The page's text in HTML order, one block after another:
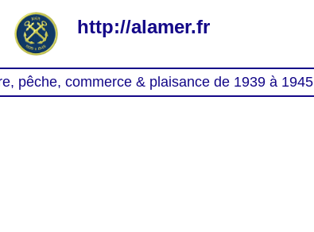
http://alamer.fr
pêche, commerce & plaisance de 1939 à 1945